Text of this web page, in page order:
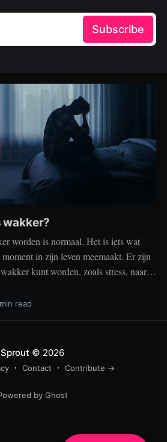
Subscribe
wakker?
worden is normaal. Het is iets wat
moment in zijn leven meemaakt. Er zijn
kunt worden, zoals stress, naar
of medische aandoeningen die je
probleem
read
Sprout © 2026
Contact Contribute →
by Ghost